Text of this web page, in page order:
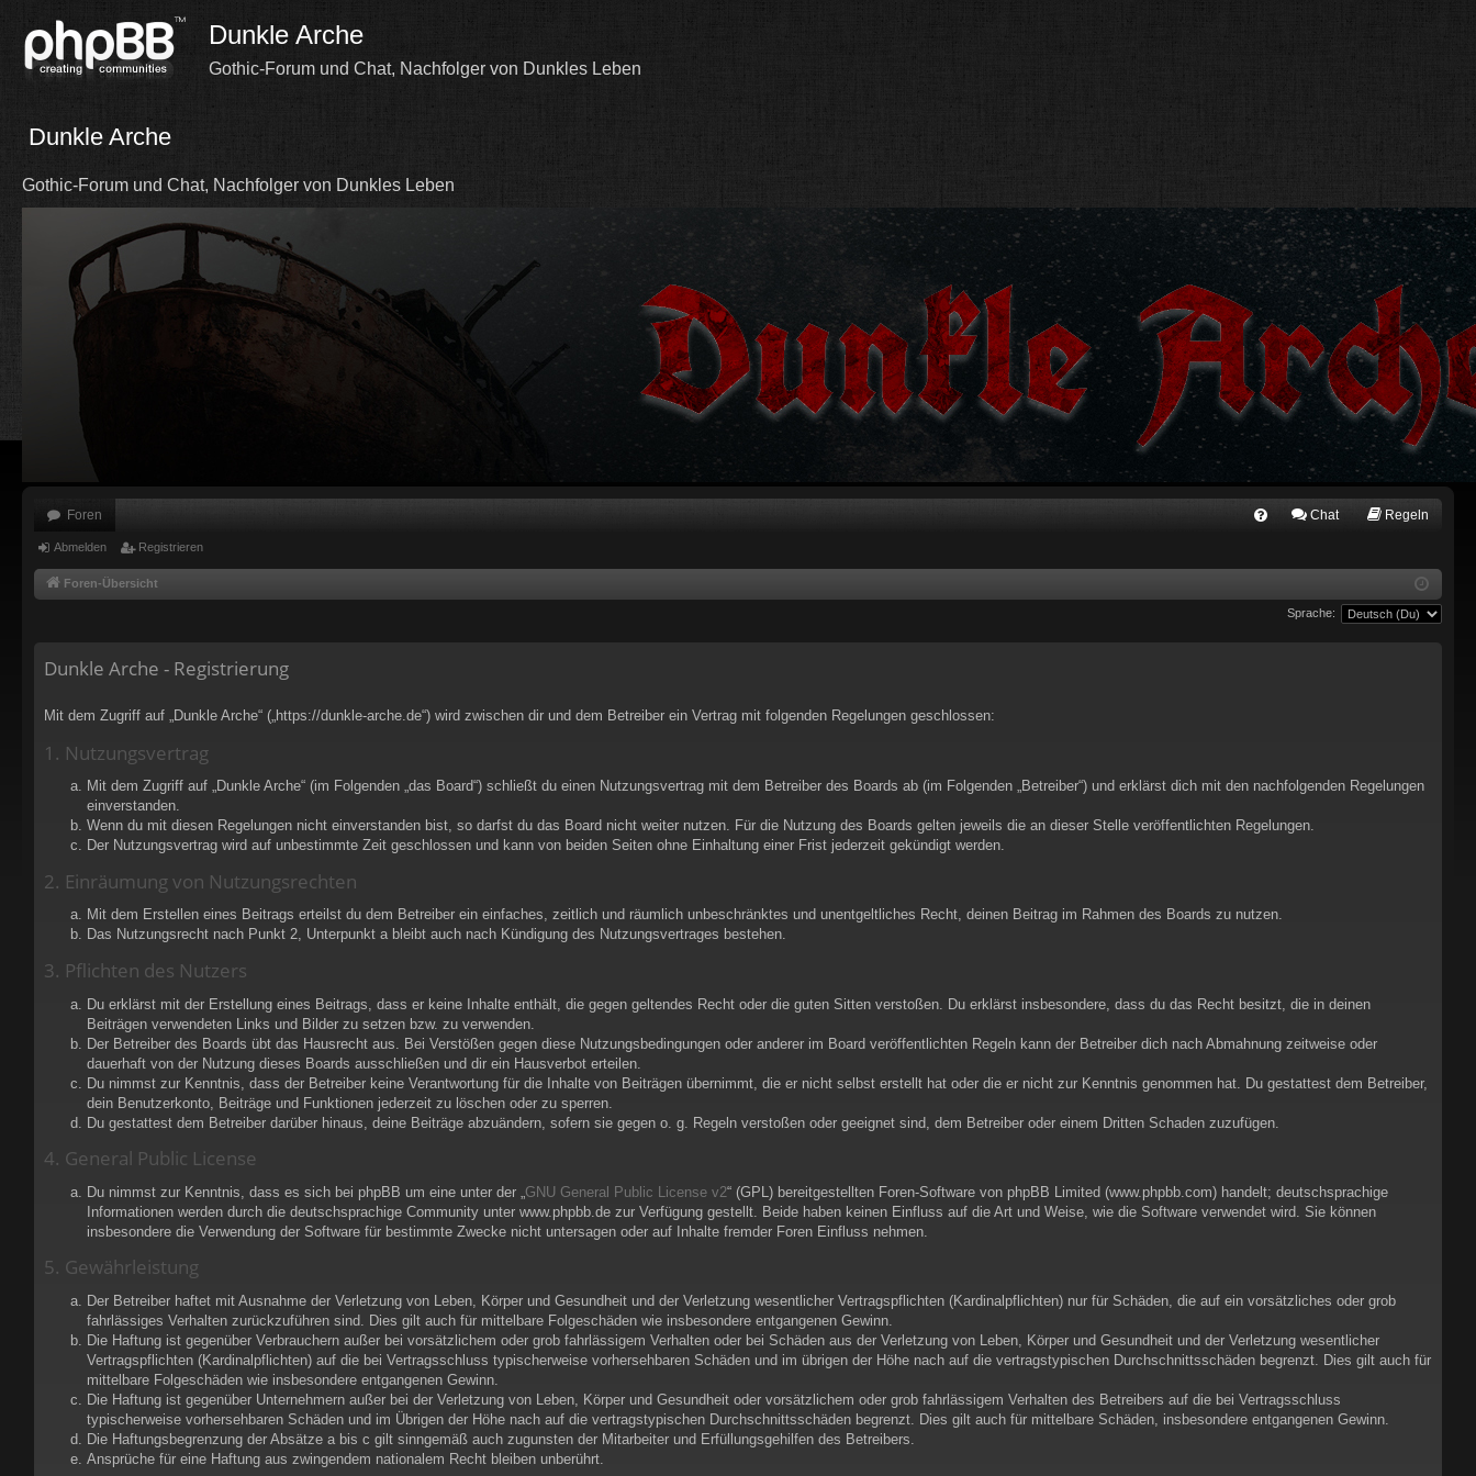
Dunkle Arche
Gothic-Forum und Chat, Nachfolger von Dunkles Leben
Dunkle Arche
Gothic-Forum und Chat, Nachfolger von Dunkles Leben
Foren Chat Regeln
Abmelden Registrieren
Foren-Übersicht
Sprache:
Dunkle Arche - Registrierung
Mit dem Zugriff auf „Dunkle Arche“ („https://dunkle-arche.de“) wird zwischen dir und dem Betreiber ein Vertrag mit folgenden Regelungen geschlossen:
1. Nutzungsvertrag
Mit dem Zugriff auf „Dunkle Arche“ (im Folgenden „das Board“) schließt du einen Nutzungsvertrag mit dem Betreiber des Boards ab (im Folgenden „Betreiber“) und erklärst dich mit den nachfolgenden Regelungen
einverstanden.
Wenn du mit diesen Regelungen nicht einverstanden bist, so darfst du das Board nicht weiter nutzen. Für die Nutzung des Boards gelten jeweils die an dieser Stelle veröffentlichten Regelungen.
Der Nutzungsvertrag wird auf unbestimmte Zeit geschlossen und kann von beiden Seiten ohne Einhaltung einer Frist jederzeit gekündigt werden.
2. Einräumung von Nutzungsrechten
Mit dem Erstellen eines Beitrags erteilst du dem Betreiber ein einfaches, zeitlich und räumlich unbeschränktes und unentgeltliches Recht, deinen Beitrag im Rahmen des Boards zu nutzen.
Das Nutzungsrecht nach Punkt 2, Unterpunkt a bleibt auch nach Kündigung des Nutzungsvertrages bestehen.
3. Pflichten des Nutzers
Du erklärst mit der Erstellung eines Beitrags, dass er keine Inhalte enthält, die gegen geltendes Recht oder die guten Sitten verstoßen. Du erklärst insbesondere, dass du das Recht besitzt, die in deinen
Beiträgen verwendeten Links und Bilder zu setzen bzw. zu verwenden.
Der Betreiber des Boards übt das Hausrecht aus. Bei Verstößen gegen diese Nutzungsbedingungen oder anderer im Board veröffentlichten Regeln kann der Betreiber dich nach Abmahnung zeitweise oder
dauerhaft von der Nutzung dieses Boards ausschließen und dir ein Hausverbot erteilen.
Du nimmst zur Kenntnis, dass der Betreiber keine Verantwortung für die Inhalte von Beiträgen übernimmt, die er nicht selbst erstellt hat oder die er nicht zur Kenntnis genommen hat. Du gestattest dem Betreiber,
dein Benutzerkonto, Beiträge und Funktionen jederzeit zu löschen oder zu sperren.
Du gestattest dem Betreiber darüber hinaus, deine Beiträge abzuändern, sofern sie gegen o. g. Regeln verstoßen oder geeignet sind, dem Betreiber oder einem Dritten Schaden zuzufügen.
4. General Public License
Du nimmst zur Kenntnis, dass es sich bei phpBB um eine unter der „ GNU General Public License v2“ (GPL) bereitgestellten Foren-Software von phpBB Limited (www.phpbb.com) handelt; deutschsprachige
Informationen werden durch die deutschsprachige Community unter www.phpbb.de zur Verfügung gestellt. Beide haben keinen Einfluss auf die Art und Weise, wie die Software verwendet wird. Sie können
insbesondere die Verwendung der Software für bestimmte Zwecke nicht untersagen oder auf Inhalte fremder Foren Einfluss nehmen.
5. Gewährleistung
Der Betreiber haftet mit Ausnahme der Verletzung von Leben, Körper und Gesundheit und der Verletzung wesentlicher Vertragspflichten (Kardinalpflichten) nur für Schäden, die auf ein vorsätzliches oder grob
fahrlässiges Verhalten zurückzuführen sind. Dies gilt auch für mittelbare Folgeschäden wie insbesondere entgangenen Gewinn.
Die Haftung ist gegenüber Verbrauchern außer bei vorsätzlichem oder grob fahrlässigem Verhalten oder bei Schäden aus der Verletzung von Leben, Körper und Gesundheit und der Verletzung wesentlicher
Vertragspflichten (Kardinalpflichten) auf die bei Vertragsschluss typischerweise vorhersehbaren Schäden und im übrigen der Höhe nach auf die vertragstypischen Durchschnittsschäden begrenzt. Dies gilt auch für
mittelbare Folgeschäden wie insbesondere entgangenen Gewinn.
Die Haftung ist gegenüber Unternehmern außer bei der Verletzung von Leben, Körper und Gesundheit oder vorsätzlichem oder grob fahrlässigem Verhalten des Betreibers auf die bei Vertragsschluss
typischerweise vorhersehbaren Schäden und im Übrigen der Höhe nach auf die vertragstypischen Durchschnittsschäden begrenzt. Dies gilt auch für mittelbare Schäden, insbesondere entgangenen Gewinn.
Die Haftungsbegrenzung der Absätze a bis c gilt sinngemäß auch zugunsten der Mitarbeiter und Erfüllungsgehilfen des Betreibers.
Ansprüche für eine Haftung aus zwingendem nationalem Recht bleiben unberührt.